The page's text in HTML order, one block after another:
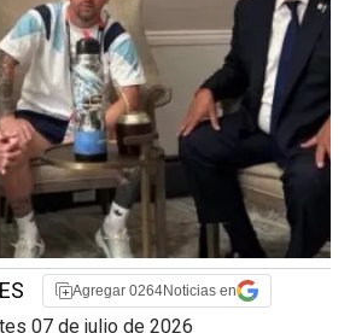
Agregar 0264Noticias en
07 de julio de 2026